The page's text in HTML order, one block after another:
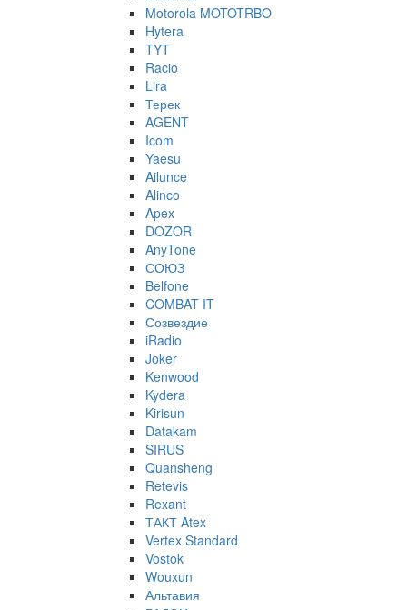
Motorola MOTOTRBO
Hytera
TYT
Racio
Lira
Терек
AGENT
Icom
Yaesu
Ailunce
Alinco
Apex
DOZOR
AnyTone
СОЮЗ
Belfone
COMBAT IT
Созвездие
iRadio
Joker
Kenwood
Kydera
Kirisun
Datakam
SIRUS
Quansheng
Retevis
Rexant
ТАКТ Atex
Vertex Standard
Vostok
Wouxun
Альтавия